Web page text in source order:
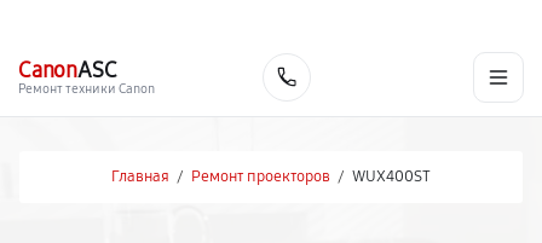
CanonASC
Ремонт техники Canon
Главная / Ремонт проекторов / WUX400ST